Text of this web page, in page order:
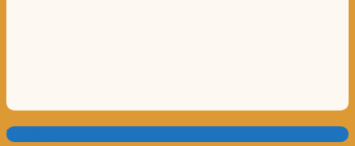
Translate: